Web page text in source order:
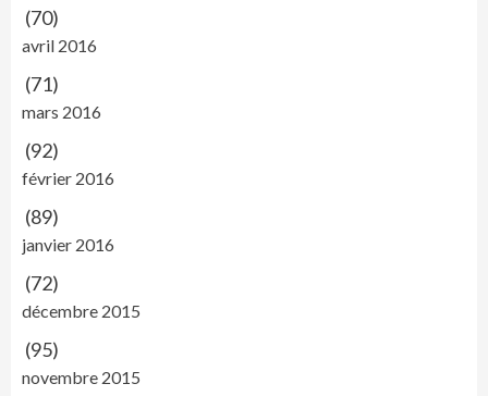
(70)
avril 2016
(71)
mars 2016
(92)
février 2016
(89)
janvier 2016
(72)
décembre 2015
(95)
novembre 2015